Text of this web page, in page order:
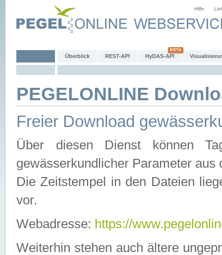
Hilfe
Überblick REST-API HyDAS-API
PEGELONLINE
Freier Download
Über diesen Dienst können
gewässerkundlicher Parameter aus
Die Zeitstempel in den Dateien
vor.
Webadresse: https://
Weiterhin stehen auch ältere